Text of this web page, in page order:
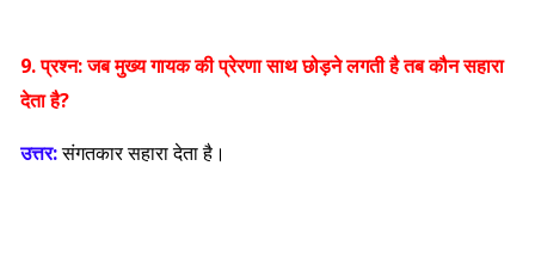
9. प्रश्न:जब मुख्य गायक की प्रेरणा साथ छोड़ने लगती है तब कौन सहारा
देता है?
उत्तर:संगतकार सहारा देता है।